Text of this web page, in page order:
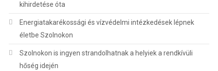
kihirdetése óta
Energiatakarékossági és vízvédelmi intézkedések lépnek
életbe Szolnokon
Szolnokon is ingyen strandolhatnak a helyiek a rendkívüli
hőség idején